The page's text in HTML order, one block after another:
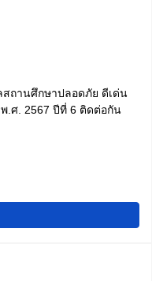
สถานศึกษาปลอดภัย ดีเด่น
.ศ. 2567 ปีที่ 6 ติดต่อกัน